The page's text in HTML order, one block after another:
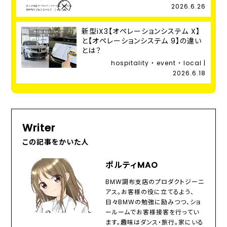
2026.6.26
新型iX3【オペレーションシステム X】
と【オペレーションシステム 9】の違い
とは？
hospitality ・ event ・ local |
2026.6.18
Writer
この記事をかいた人
ポルティMAO
BMW調布支店のプロダクトジーニ
アス。お客様の役に立てるよう、
日々BMWの勉強に励みつつ、ショ
ールームでお客様接客を行ってい
ます。趣味はダンス・旅行。家にいる